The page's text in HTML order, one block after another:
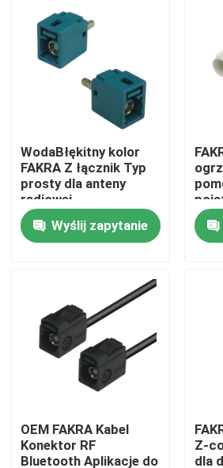
Dom
Produkty
O nas
Wycieczka po fabryce
Skontaktuj się z nami
Poprosić o wycenę
Złącze PCB FAKRA
WodaBłękitny kolor
FAKRA Z łącznik Typ
prosty dla anteny
radiowej
samochodowej
Wyślij zapytanie
OEM FAKRA Kabel
Konektor RF
Bluetooth Aplikacje do
Z-
dla